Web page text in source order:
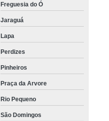
Freguesia do Ó
Jaraguá
Lapa
Perdizes
Pinheiros
Praça da Arvore
Rio Pequeno
São Domingos